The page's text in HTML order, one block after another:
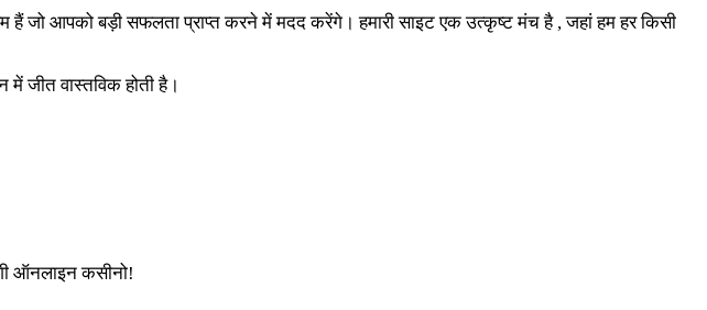
जो आपको बड़ी सफलता प्राप्त करने में मदद करेंगे। हमारी साइट एक उत्कृष्ट मंच है , जहां हम हर किसी
में जीत वास्तविक होती है।
ऑनलाइन कसीनो!